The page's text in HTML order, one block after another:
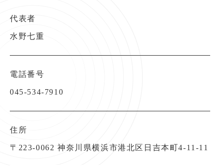
代表者
水野七重
電話番号
045-534-7910
住所
〒223-0062 神奈川県横浜市港北区日吉本町4-11-11